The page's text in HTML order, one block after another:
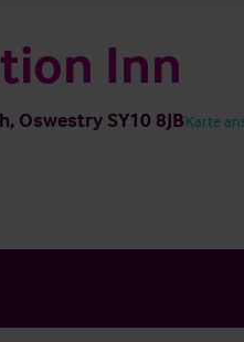
Inn
Oswestry SY10 8JBKarte